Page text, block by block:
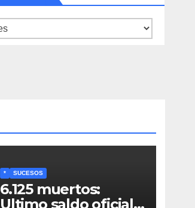
* SUCESOS
6.125 muertos:
Ultimo saldo oficial